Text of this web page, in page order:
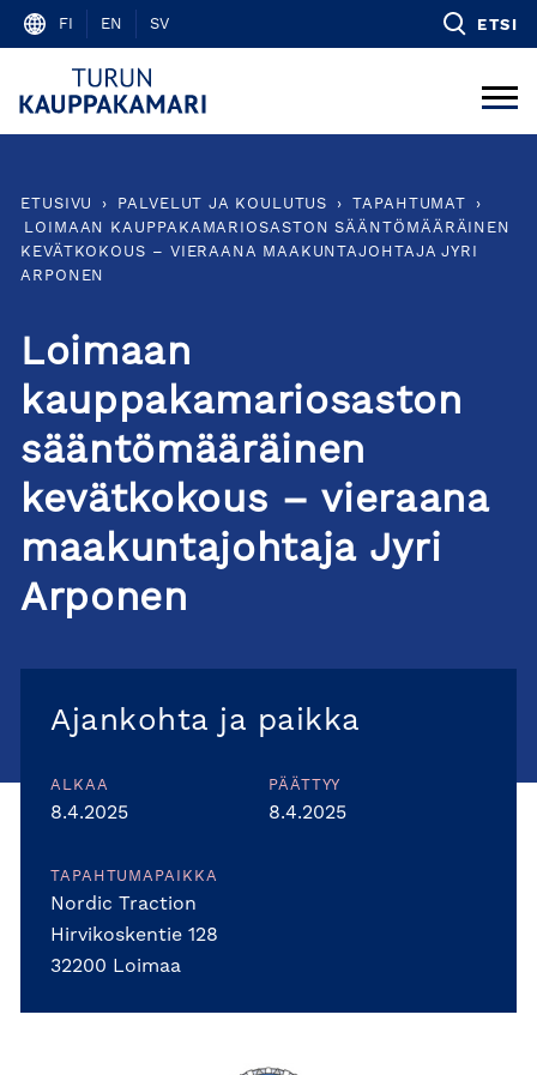
Skip
content
FI EN SV ETSI
ETUSIVU › PALVELUT JA KOULUTUS › TAPAHTUMAT
›
LOIMAAN KAUPPAKAMARIOSASTON SÄÄNTÖMÄÄRÄINEN
KEVÄTKOKOUS – VIERAANA MAAKUNTAJOHTAJA JYRI
ARPONEN
Loimaan
kauppakamariosaston
sääntömääräinen
kevätkokous – vieraana
maakuntajohtaja Jyri
Arponen
Ajankohta ja paikka
ALKAA
8.4.2025
PÄÄTTYY
8.4.2025
TAPAHTUMAPAIKKA
Nordic Traction
Hirvikoskentie 128
32200 Loimaa